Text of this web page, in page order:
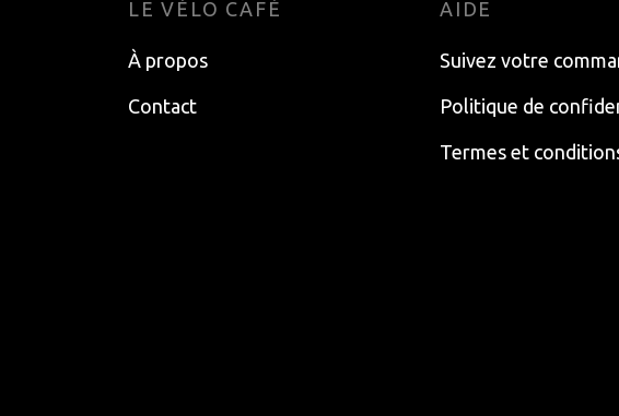
LE VÉLO CAFÉ
À propos
Contact
AIDE
Suivez votre
Politique de
Termes et